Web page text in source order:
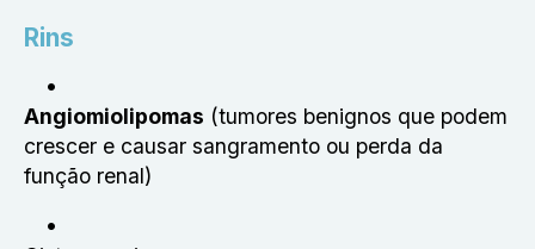
Rins
Angiomiolipomas (tumores benignos que podem
crescer e causar sangramento ou perda da
função renal)